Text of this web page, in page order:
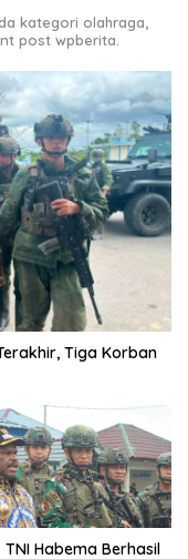
kategori olahraga,
post wpberita.
Tiga Korban
TNI Habema Berhasil